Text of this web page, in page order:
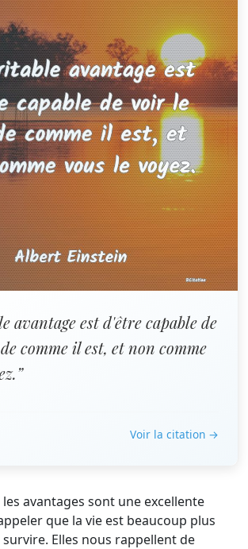
avantage est d'être capable de
comme il est, et non comme
Voir la citation →
avantages sont une excellente
que la vie est beaucoup plus
Elles nous rappellent de